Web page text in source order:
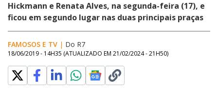
Hickmann e Renata Alves, na segunda-feira (17), e
ficou em segundo lugar nas duas principais praças
FAMOSOS E TV | Do R7
18/06/2019 - 14H35 (ATUALIZADO EM 21/02/2024 - 21H50)